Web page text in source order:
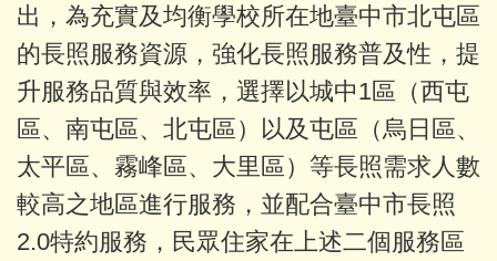
出，為充實及均衡學校所在地臺中市北屯區
的長照服務資源，強化長照服務普及性，提
升服務品質與效率，選擇以城中1區（西屯
區、南屯區、北屯區）以及屯區（烏日區、
太平區、霧峰區、大里區）等長照需求人數
較高之地區進行服務，並配合臺中市長照
2.0特約服務，民眾住家在上述二個服務區